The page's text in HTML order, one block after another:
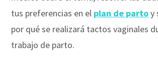
tus preferencias en el plan de partoy
por qué se realizará tactos vaginales
trabajo de parto.